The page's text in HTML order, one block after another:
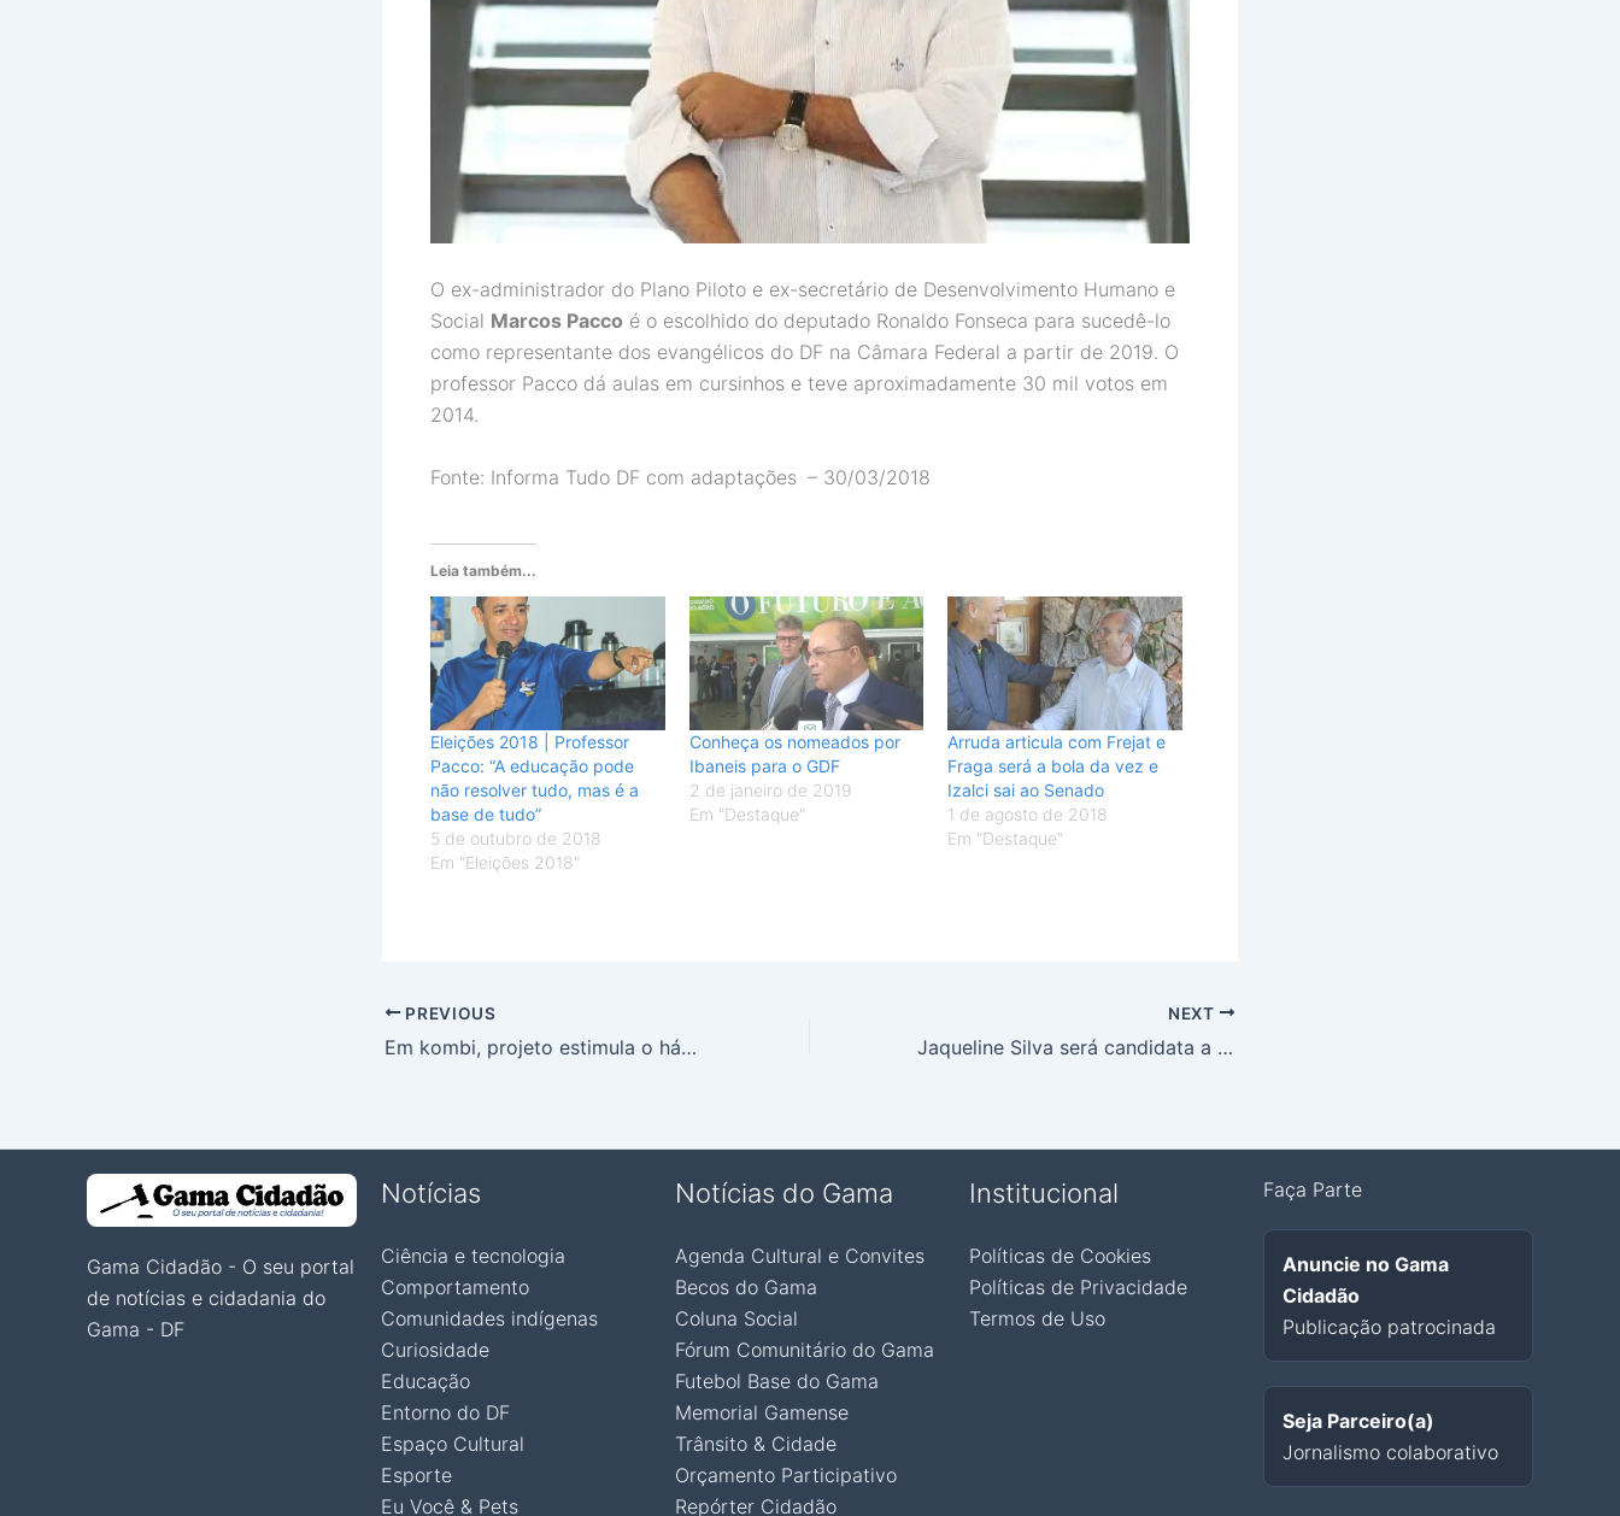
O ex-administrador do Plano Piloto e ex-secretário de Desenvolvimento Humano e
Social Marcos Pacco é o escolhido do deputado Ronaldo Fonseca para sucedê-lo
como representante dos evangélicos do DF na Câmara Federal a partir de 2019. O
professor Pacco dá aulas em cursinhos e teve aproximadamente 30 mil votos em
2014.
Fonte: Informa Tudo DF com adaptações – 30/03/2018
Leia também...
Eleições 2018 | Professor
Pacco: “A educação pode
não resolver tudo, mas é a
base de tudo”
5 de outubro de 2018
Em "Eleições 2018"
Conheça os nomeados por
Ibaneis para o GDF
2 de janeiro de 2019
Em "Destaque"
Arruda articula com Frejat e
Fraga será a bola da vez e
Izalci sai ao Senado
1 de agosto de 2018
Em "Destaque"
PREVIOUS
Em kombi, projeto estimula o hábito de leitura
NEXT
Jaqueline Silva será candidata a distrital pelo PTB
Gama Cidadão - O seu portal
de notícias e cidadania do
Gama - DF
Notícias
Ciência e tecnologia
Comportamento
Comunidades indígenas
Curiosidade
Educação
Entorno do DF
Espaço Cultural
Esporte
Eu Você & Pets
Notícias do Gama
Agenda Cultural e Convites
Becos do Gama
Coluna Social
Fórum Comunitário do Gama
Futebol Base do Gama
Memorial Gamense
Trânsito & Cidade
Orçamento Participativo
Repórter Cidadão
Institucional
Políticas de Cookies
Políticas de Privacidade
Termos de Uso
Faça Parte
Anuncie no Gama
Cidadão
Publicação patrocinada
Seja Parceiro(a)
Jornalismo colaborativo